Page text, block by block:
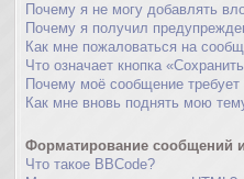
Почему я не могу добавлять
Почему я получил
Как мне пожаловаться на
Что означает кнопка
Почему моё сообщение
Как мне вновь поднять мою
Форматирование сообщений
Что такое BBCode?